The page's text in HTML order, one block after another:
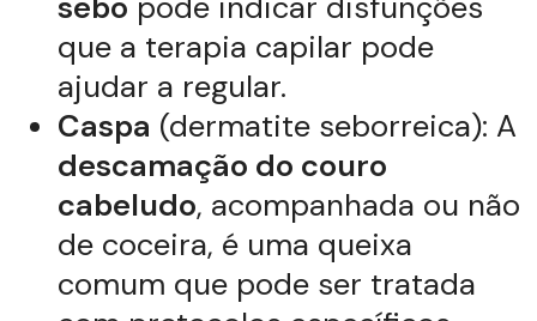
que a terapia capilar pode
ajudar a regular.
Caspa (dermatite seborreica): A
descamação do couro
cabeludo, acompanhada ou não
de coceira, é uma queixa
comum que pode ser tratada